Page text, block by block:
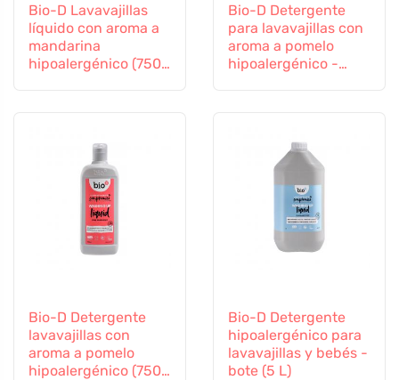
Bio-D Lavavajillas
líquido con aroma a
mandarina
hipoalergénico (750
Bio-D Detergente
para lavavajillas con
aroma a pomelo
hipoalergénico -
Bio-D Detergente
lavavajillas con
aroma a pomelo
hipoalergénico (750
Bio-D Detergente
hipoalergénico para
lavavajillas y bebés -
bote (5 L)